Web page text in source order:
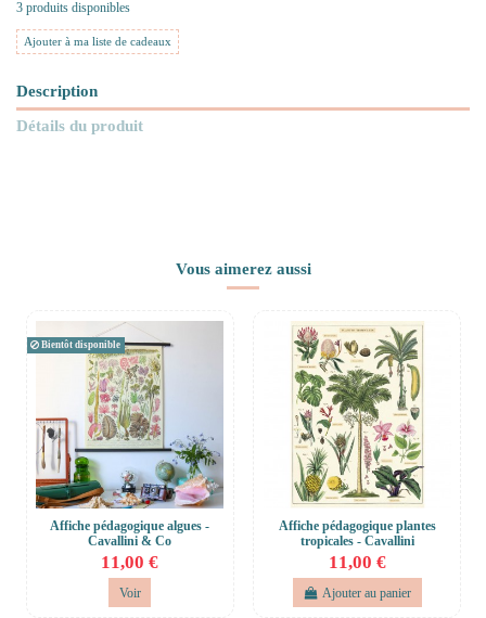
3 produits disponibles
Ajouter à ma liste de cadeaux
Description
Détails du produit
Vous aimerez aussi
Bientôt disponible
Affiche pédagogique algues -
Cavallini & Co
11,00 €
Voir
Affiche pédagogique plantes
tropicales - Cavallini
11,00 €
Ajouter au panier